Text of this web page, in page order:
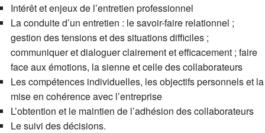
Intérêt et enjeux de l’entretien professionnel
La conduite d’un entretien : le savoir-faire relationnel ;
gestion des tensions et des situations difficiles ;
communiquer et dialoguer clairement et efficacement ; faire
face aux émotions, la sienne et celle des collaborateurs
Les compétences individuelles, les objectifs personnels et la
mise en cohérence avec l’entreprise
L’obtention et le maintien de l’adhésion des collaborateurs
Le suivi des décisions.